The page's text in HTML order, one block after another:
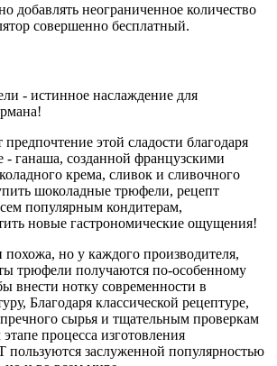
добавлять неограниченное количество
совершенно бесплатный.
- истинное наслаждение для
этой сладости благодаря
- ганаша, созданной французскими
крема, сливок и сливочного
шоколадные трюфели, рецепт
популярным кондитерам,
новые гастрономические ощущения!
похожа, но у каждого производителя,
трюфели получаются по-особенному
внести нотку современности в
Благодаря классической рецептуре,
сырья и тщательным проверкам
процесса изготовления
заслуженной популярностью